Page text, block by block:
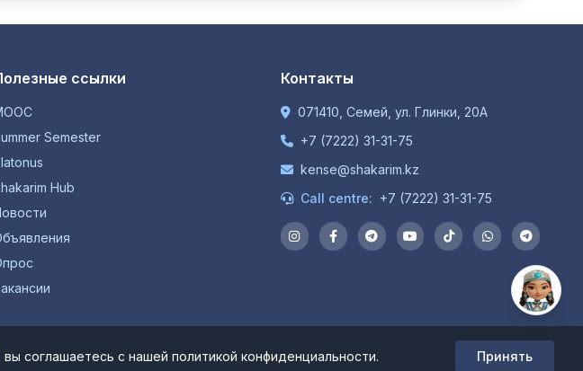
ссылки
Semester
Hub
Контакты
071410, Семей, ул. Глинки, 20А
+7 (7222) 31-31-75
kense@shakarim.kz
Call centre: +7 (7222) 31-31-75
соглашаетесь с нашей политикой конфиденциальности.
Принять